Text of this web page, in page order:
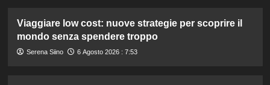
Viaggiare low cost: nuove strategie per scoprire il
mondo senza spendere troppo
Serena Siino 6 Agosto 2026 : 7:53